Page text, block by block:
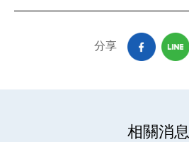
分享
相關消息